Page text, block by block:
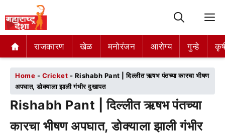
राजकारण खेळ मनोरंजन आरोग्य गुन्हे
राजकारण खेळ मनोरंजन आरोग्य गुन्हे
Home - Cricket - Rishabh Pant | दिल्लीत ऋषभ पंतच्या कारचा भीषण
अपघात, डोक्याला झाली गंभीर दुखापत
Rishabh Pant | दिल्लीत ऋषभ पंतच्या
कारचा भीषण अपघात, डोक्याला झाली गंभीर